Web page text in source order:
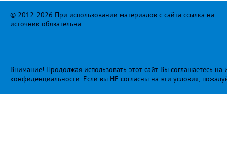
© 2012-2026 При использовании материалов с сайта ссылка на
источник обязательна.
Внимание! Продолжая использовать этот сайт Вы соглашаетесь
конфиденциальности. Если вы НЕ согласны на эти условия,